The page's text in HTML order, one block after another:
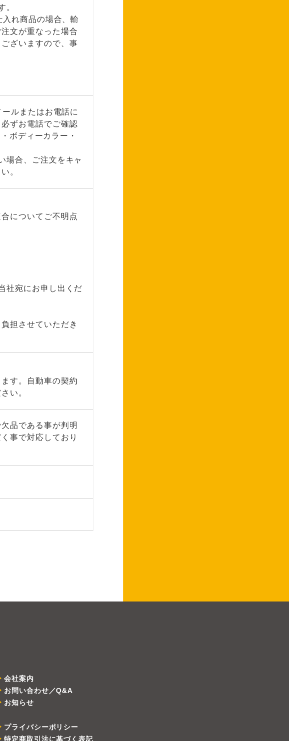
。
れ商品の場合、輸
文が重なった場合
ざいますので、事
ルまたはお電話に
ずお電話でご確認
ボディーカラー・
場合、ご注文をキャ
。
についてご不明点
社宛にお申し出くだ
担させていただき
す。自動車の契約
い。
品である事が判明
事で対応しており
会社案内
お問い合わせ／Q&A
お知らせ
プライバシーポリシー
特定商取引法に基づく表記